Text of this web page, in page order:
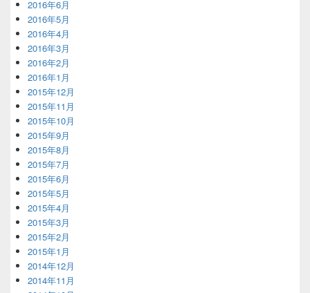
2016年6月
2016年5月
2016年4月
2016年3月
2016年2月
2016年1月
2015年12月
2015年11月
2015年10月
2015年9月
2015年8月
2015年7月
2015年6月
2015年5月
2015年4月
2015年3月
2015年2月
2015年1月
2014年12月
2014年11月